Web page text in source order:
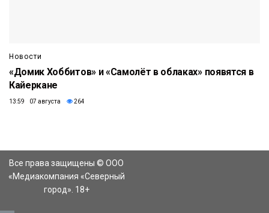
Новости
«Домик Хоббитов» и «Самолёт в облаках» появятся в
Кайеркане
13:59 07 августа 264
Все права защищены © ООО
«Медиакомпания «Северный
город». 18+